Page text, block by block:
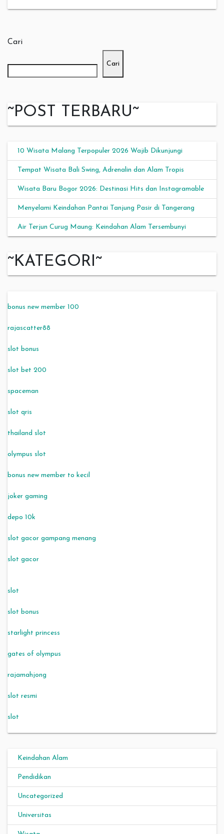
Cari
Cari
~POST TERBARU~
10 Wisata Malang Terpopuler 2026 Wajib Dikunjungi
Tempat Wisata Bali Swing, Adrenalin dan Alam Tropis
Wisata Baru Bogor 2026: Destinasi Hits dan Instagramable
Menyelami Keindahan Pantai Tanjung Pasir di Tangerang
Air Terjun Curug Maung: Keindahan Alam Tersembunyi
~KATEGORI~
bonus new member 100
rajascatter88
slot bonus
slot bet 200
spaceman
slot qris
thailand slot
olympus slot
bonus new member to kecil
joker gaming
depo 10k
slot gacor gampang menang
slot gacor
slot
slot bonus
starlight princess
gates of olympus
rajamahjong
slot resmi
slot
Keindahan Alam
Pendidikan
Uncategorized
Universitas